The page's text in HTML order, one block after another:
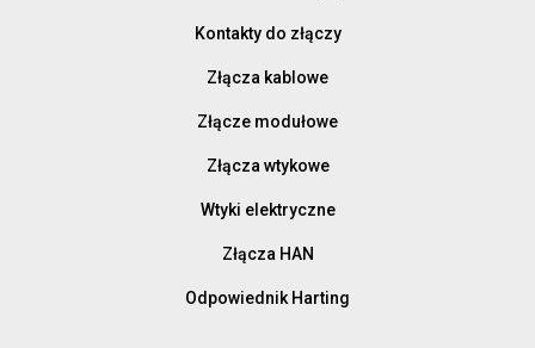
Kontakty do złączy
Złącza kablowe
Złącze modułowe
Złącza wtykowe
Wtyki elektryczne
Złącza HAN
Odpowiednik Harting